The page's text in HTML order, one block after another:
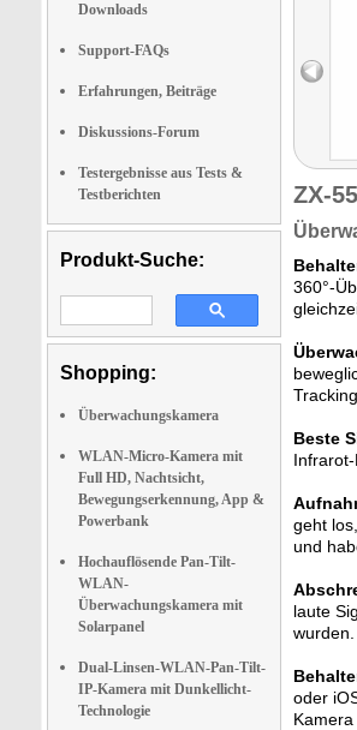
Downloads
Support-FAQs
Erfahrungen, Beiträge
Diskussions-Forum
Testergebnisse aus Tests &
Testberichten
Produkt-Suche:
Shopping:
Überwachungskamera
WLAN-Micro-Kamera mit
Full HD, Nachtsicht,
Bewegungserkennung, App &
Powerbank
Hochauflösende Pan-Tilt-
WLAN-
Überwachungskamera mit
Solarpanel
Dual-Linsen-WLAN-Pan-Tilt-
IP-Kamera mit Dunkellicht-
Technologie
ZX-
360°-
Beste
geht
und
laute
wurden.
oder